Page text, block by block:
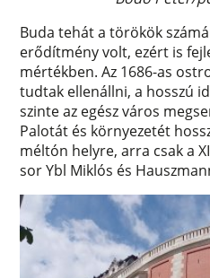
Buda tehát a törökök
erődítmény volt, ezért is
mértékben. Az 1686-as
tudtak ellenállni, a hosszú
szinte az egész város
Palotát és környezetét
méltón helyre, arra csak a
sor Ybl Miklós és